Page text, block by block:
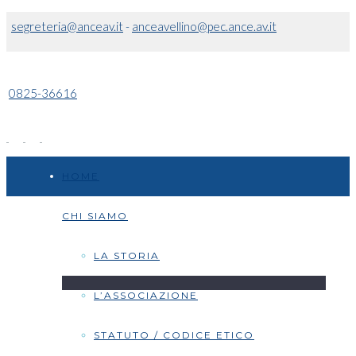
segreteria@anceav.it- anceavellino@pec.ance.av.it
0825-36616
CHI SIAMO
LA STORIA
L’ASSOCIAZIONE
STATUTO / CODICE ETICO